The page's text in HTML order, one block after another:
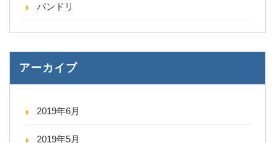
バンドリ
アーカイブ
2019年6月
2019年5月